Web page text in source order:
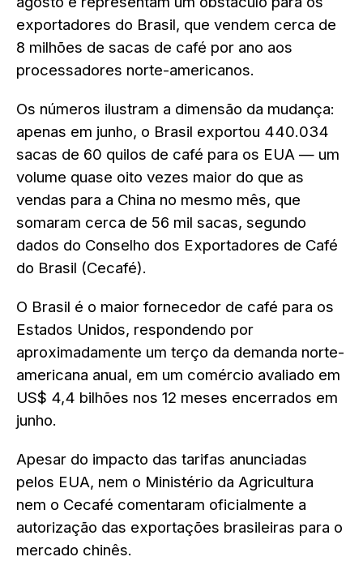
exportadores do Brasil, que vendem cerca de
8 milhões de sacas de café por ano aos
processadores norte-americanos.
Os números ilustram a dimensão da mudança:
apenas em junho, o Brasil exportou 440.034
sacas de 60 quilos de café para os EUA — um
volume quase oito vezes maior do que as
vendas para a China no mesmo mês, que
somaram cerca de 56 mil sacas, segundo
dados do Conselho dos Exportadores de Café
do Brasil (Cecafé).
O Brasil é o maior fornecedor de café para os
Estados Unidos, respondendo por
aproximadamente um terço da demanda norte-
americana anual, em um comércio avaliado em
US$ 4,4 bilhões nos 12 meses encerrados em
junho.
Apesar do impacto das tarifas anunciadas
pelos EUA, nem o Ministério da Agricultura
nem o Cecafé comentaram oficialmente a
autorização das exportações brasileiras para o
mercado chinês.